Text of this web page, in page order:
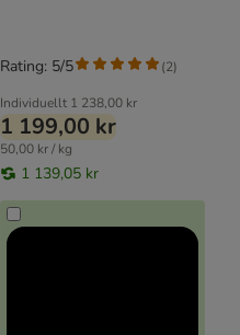
Individuellt 1 238,00 kr
1 199,00 kr
50,00 kr / kg
1 139,05 kr
Rating: 5/5 (2)